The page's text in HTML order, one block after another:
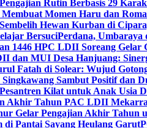
Rutin Berbasis 29
Momen Haru dan
Hewan Kurban di
BersuciPerdana,
1446 HPC LDII Soreang Gelar
dan MUI Desa Hanjuang:
Fatah di Solear: Wujud
Sambut Positif dan
Kilat untuk Anak Usia
Akhir Tahun PAC LDII
Gelar Pengajian Akhir Tahun
di Pantai Sayang Heulang Garut